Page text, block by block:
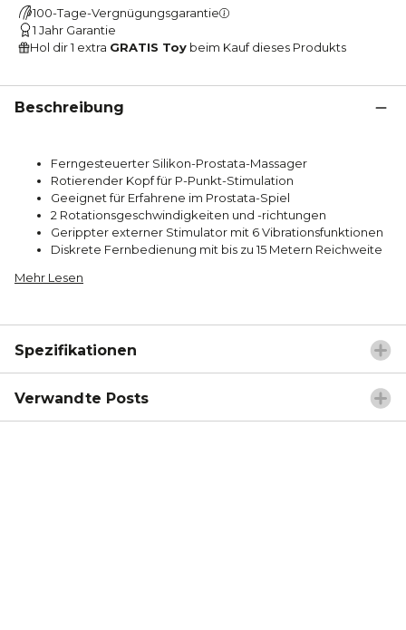
100-Tage-Vergnügungsgarantie
1 Jahr Garantie
Hol dir 1 extra GRATIS Toy beim Kauf dieses Produkts
Beschreibung
Ferngesteuerter Silikon-Prostata-Massager
Rotierender Kopf für P-Punkt-Stimulation
Geeignet für Erfahrene im Prostata-Spiel
2 Rotationsgeschwindigkeiten und -richtungen
Gerippter externer Stimulator mit 6 Vibrationsfunktionen
Diskrete Fernbedienung mit bis zu 15 Metern Reichweite
Mehr Lesen
Spezifikationen
Verwandte Posts